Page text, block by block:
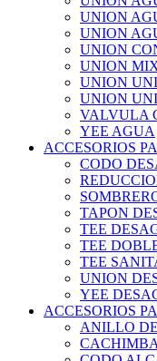
UNION
UNION
UNION
UNION
UNION
UNION
VALVULA
YEE AGUA
ACCESORIOS
CODO
TAPON
TEE
TEE
TEE
UNION
YEE
ACCESORIOS
ANILLO